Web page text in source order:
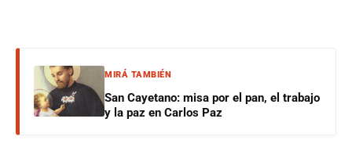
MIRÁ TAMBIÉN
San Cayetano: misa por el pan, el trabajo
y la paz en Carlos Paz